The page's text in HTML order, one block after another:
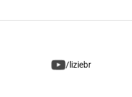
/liziebr